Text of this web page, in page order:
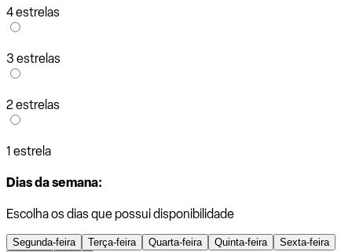
4 estrelas
3 estrelas
2 estrelas
1 estrela
Dias da semana:
Escolha os dias que possui disponibilidade
Segunda-feira Terça-feira Quarta-feira Quinta-feira
Sexta-feira